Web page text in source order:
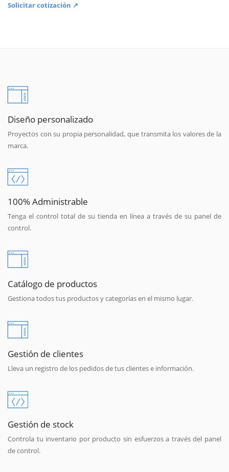
Solicitar cotización ↗
Diseño personalizado
Proyectos con su propia personalidad, que transmita los valores de la
marca.
100% Administrable
Tenga el control total de su tienda en línea a través de su panel de
control.
Catálogo de productos
Gestiona todos tus productos y categorías en el mismo lugar.
Gestión de clientes
Lleva un registro de los pedidos de tus clientes e información.
Gestión de stock
Controla tu inventario por producto sin esfuerzos a través del panel
de control.